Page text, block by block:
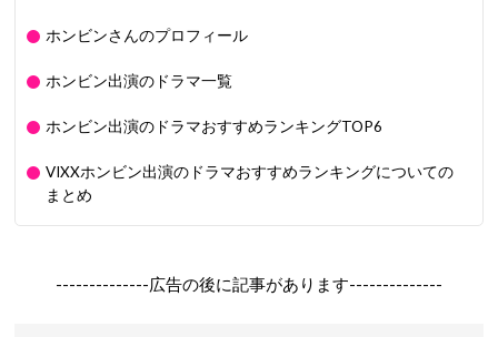
ホンビンさんのプロフィール
ホンビン出演のドラマ一覧
ホンビン出演のドラマおすすめランキングTOP6
VIXXホンビン出演のドラマおすすめランキングについての
まとめ
--------------広告の後に記事があります--------------